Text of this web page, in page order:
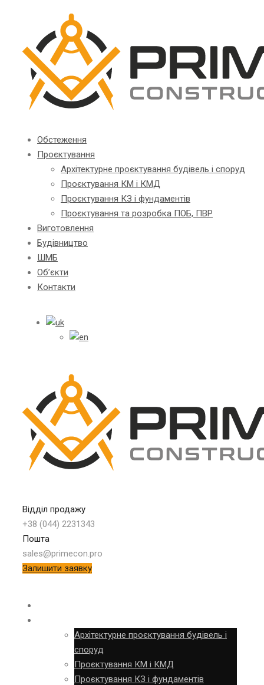
Обстеження
Проєктування
Архітектурне проєктування будівель і споруд
Проєктування КМ і КМД
Проєктування КЗ і фундаментів
Проєктування та розробка ПОБ, ПВР
Виготовлення
Будівництво
ШМБ
Об’єкти
Контакти
Відділ продажу
+38 (044) 2231343
Пошта
sales@primecon.pro
Залишити заявку
Архітектурне проєктування будівель і
споруд
Проєктування КМ і КМД
Проєктування КЗ і фундаментів